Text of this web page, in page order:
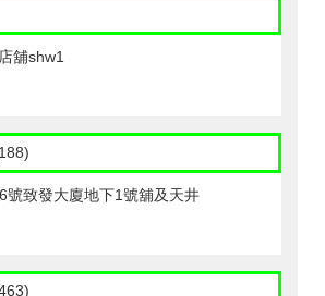
舖shw1
號致發大廈地下1號舖及天井